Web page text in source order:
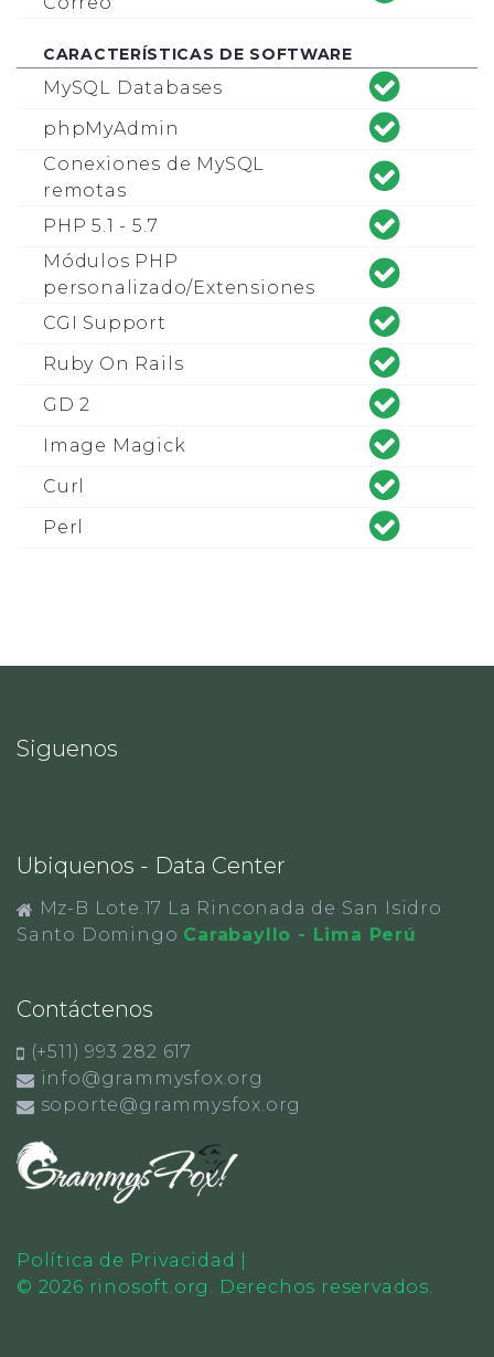
CARACTERÍSTICAS DE SOFTWARE
MySQL Databases
phpMyAdmin
Conexiones de MySQL
remotas
PHP 5.1 - 5.7
Módulos PHP
personalizado/Extensiones
CGI Support
Ruby On Rails
GD 2
Image Magick
Curl
Perl
Siguenos
Ubiquenos - Data Center
Mz-B Lote.17 La Rinconada de San Isidro
Santo Domingo Carabayllo - Lima Perú
Contáctenos
(+511) 993 282 617
info@grammysfox.org
soporte@grammysfox.org
Política de Privacidad
© 2026 rinosoft.org . Derechos reservados.